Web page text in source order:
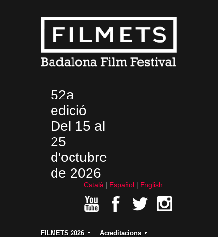
52a
edició
Del 15 al
25
d'octubre
de 2026
Català Español English
FILMETS 2026
Acreditacions